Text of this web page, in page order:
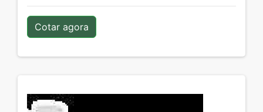
Cotar agora